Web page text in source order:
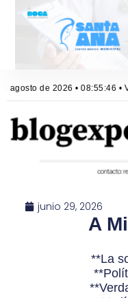
agosto de 2026 • 08:55:47 •
junio 29, 2026
A
**La